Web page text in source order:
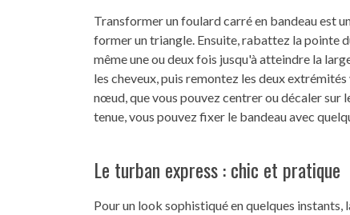
Transformer un foulard carré en bandeau est
former un triangle. Ensuite, rabattez la pointe
même une ou deux fois jusqu'à atteindre la
les cheveux, puis remontez les deux
nœud, que vous pouvez centrer ou décaler sur
tenue, vous pouvez fixer le bandeau avec
Le turban express : chic et pratique
Pour un look sophistiqué en quelques